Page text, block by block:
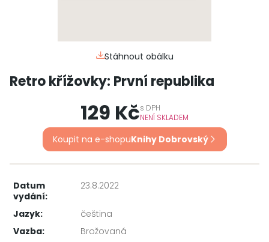
Stáhnout obálku
Retro křížovky: První republika
129 Kčs DPH
NENÍ SKLADEM
Koupit na e-shopuKnihy Dobrovský
Datum
vydání:
23.8.2022
Jazyk:
čeština
Vazba:
Brožovaná